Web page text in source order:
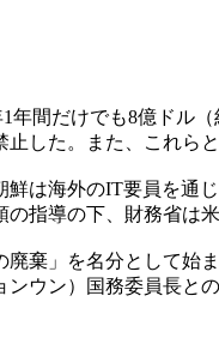
年間だけでも8億ドル
した。また、これら
は海外のIT要員を通
指導の下、財務省は
棄」を名分として始
ウン）国務委員長と